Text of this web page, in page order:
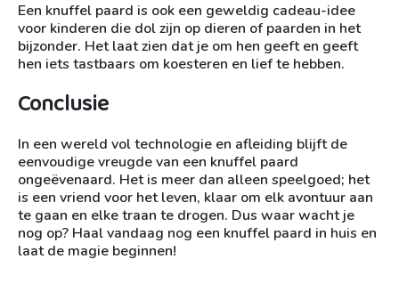
Een knuffel paard is ook een geweldig cadeau-idee
voor kinderen die dol zijn op dieren of paarden in het
bijzonder. Het laat zien dat je om hen geeft en geeft
hen iets tastbaars om koesteren en lief te hebben.
Conclusie
In een wereld vol technologie en afleiding blijft de
eenvoudige vreugde van een knuffel paard
ongeëvenaard. Het is meer dan alleen speelgoed; het
is een vriend voor het leven, klaar om elk avontuur aan
te gaan en elke traan te drogen. Dus waar wacht je
nog op? Haal vandaag nog een knuffel paard in huis en
laat de magie beginnen!